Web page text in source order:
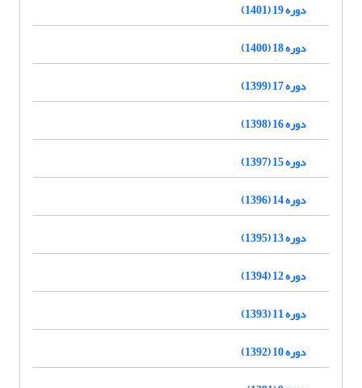
دوره 19 (1401)
دوره 18 (1400)
دوره 17 (1399)
دوره 16 (1398)
دوره 15 (1397)
دوره 14 (1396)
دوره 13 (1395)
دوره 12 (1394)
دوره 11 (1393)
دوره 10 (1392)